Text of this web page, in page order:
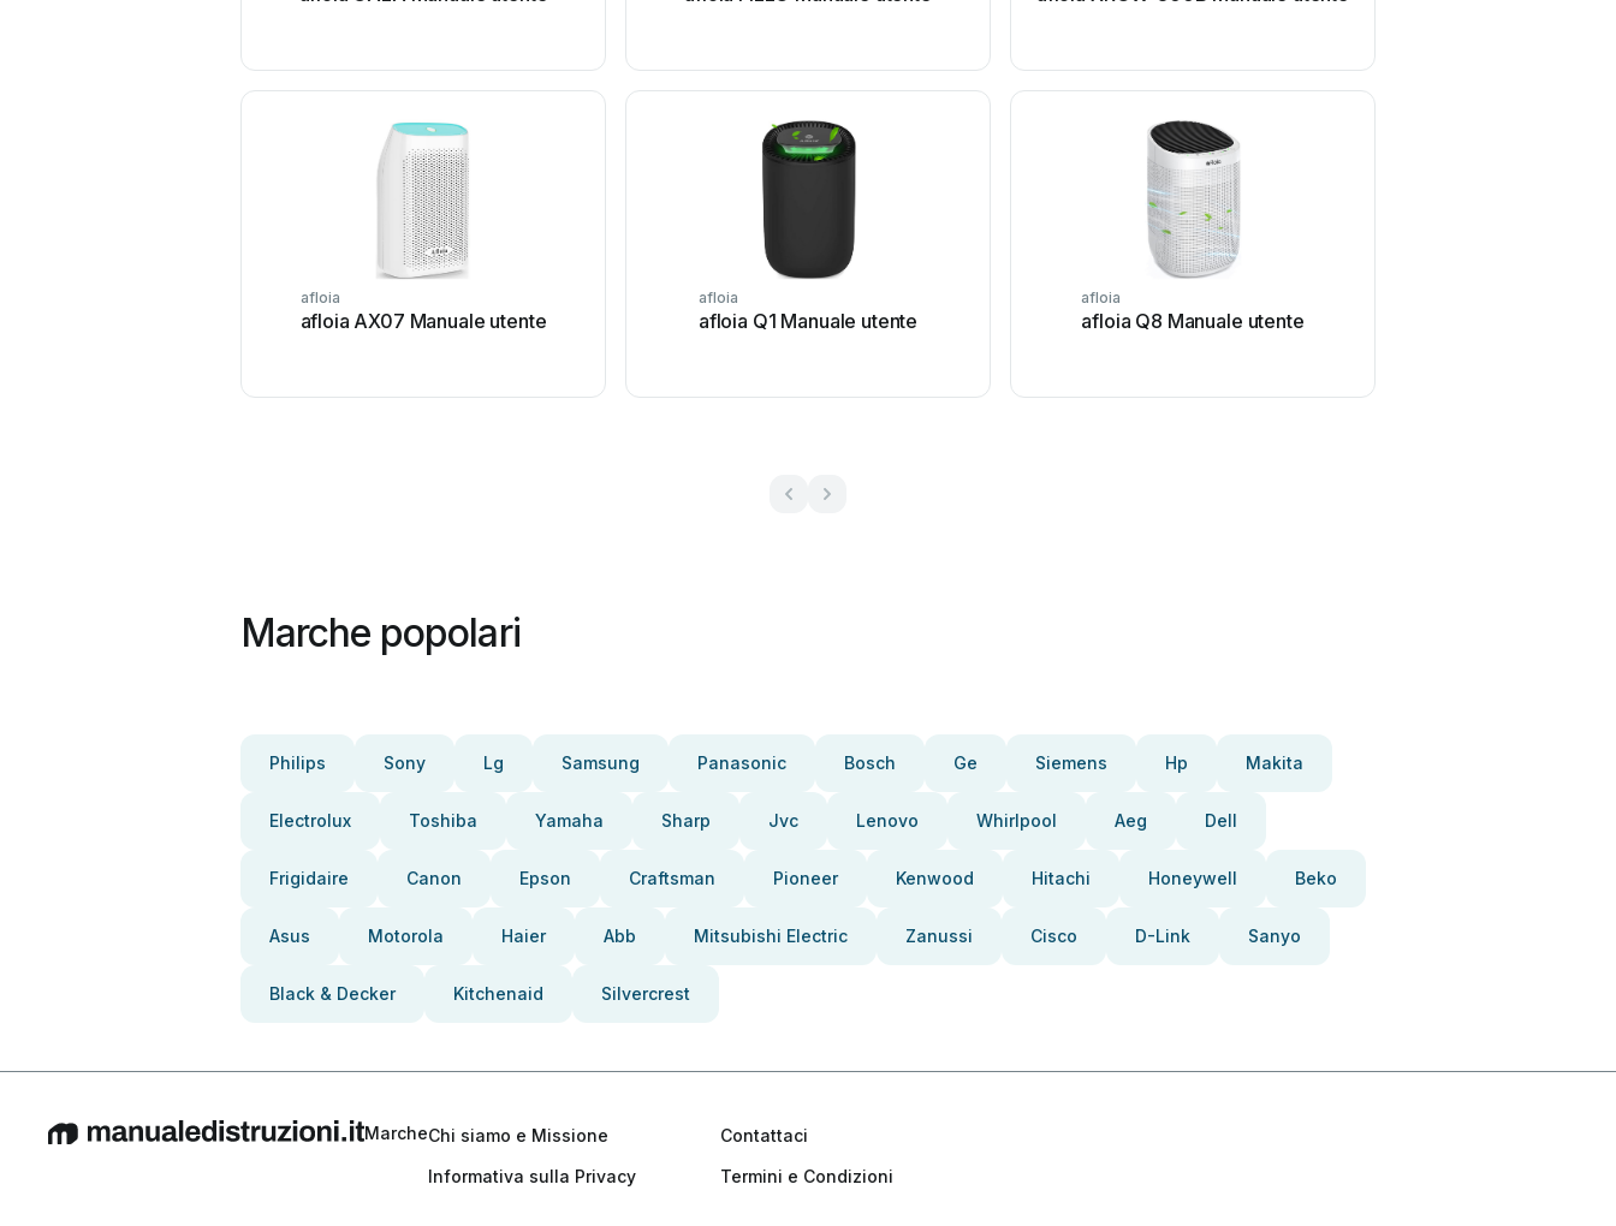
afloia
afloia AX07 Manuale utente
afloia
afloia Q1 Manuale utente
afloia
afloia Q8 Manuale utente
Marche popolari
Philips Sony Lg Samsung Panasonic Bosch Ge Siemens Hp Makita
Electrolux Toshiba Yamaha Sharp Jvc Lenovo Whirlpool Aeg Dell
Frigidaire Canon Epson Craftsman Pioneer Kenwood Hitachi Honeywell Beko
Asus Motorola Haier Abb Mitsubishi Electric Zanussi Cisco D-Link Sanyo
Black & Decker Kitchenaid Silvercrest
MarcheChi siamo e Missione
Contattaci
Informativa sulla Privacy
Termini e Condizioni